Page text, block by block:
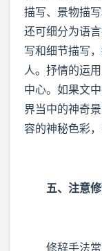
描写、景物描
还可细分为语
写和细节描写
人。抒情的运
中心。如果文
界当中的神奇
容的神秘色彩
五、注意
修辞手法常